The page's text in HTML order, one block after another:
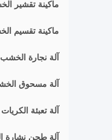
ماكينة تقشير
ماكينة تقسيم
آلة نجارة الخشب
آلة مسحوق
آلة تعبئة
آلة طحن نشارة